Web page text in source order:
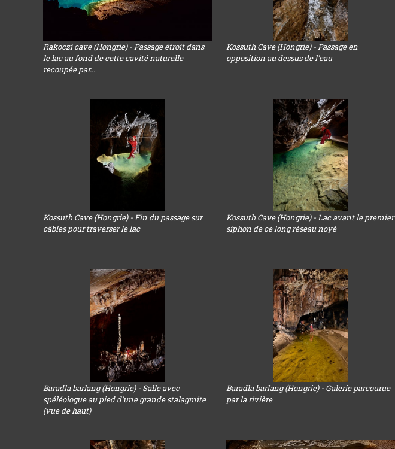
Rakoczi cave (Hongrie) - Passage étroit dans
le lac au fond de cette cavité naturelle
recoupée par...
Kossuth Cave (Hongrie) - Passage en
opposition au dessus de l'eau
Kossuth Cave (Hongrie) - Fin du passage sur
câbles pour traverser le lac
Kossuth Cave (Hongrie) - Lac avant le premier
siphon de ce long réseau noyé
Baradla barlang (Hongrie) - Salle avec
spéléologue au pied d'une grande stalagmite
(vue de haut)
Baradla barlang (Hongrie) - Galerie parcourue
par la rivière